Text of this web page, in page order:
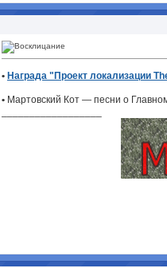
• Награда "Проект локализации
• Мартовский Кот — песни о